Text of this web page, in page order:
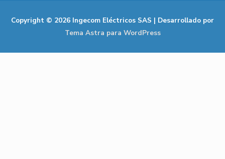
Copyright © 2026 Ingecom Eléctricos SAS | Desarrollado por
Tema Astra para WordPress